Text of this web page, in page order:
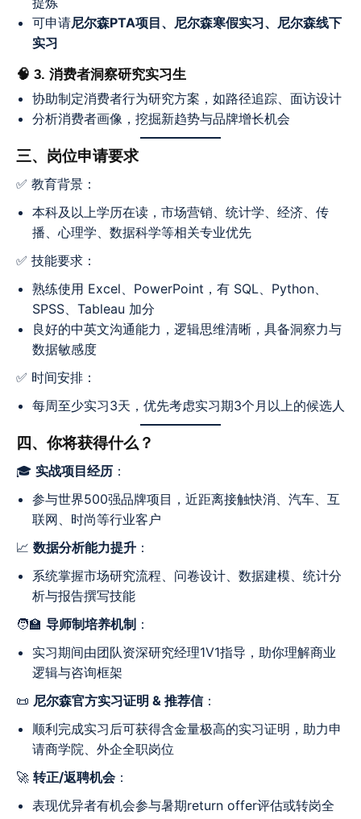
可申请尼尔森PTA项目、尼尔森寒假实习、尼尔森线下
实习
🧠 3. 消费者洞察研究实习生
协助制定消费者行为研究方案，如路径追踪、面访设计
分析消费者画像，挖掘新趋势与品牌增长机会
三、岗位申请要求
✅ 教育背景：
本科及以上学历在读，市场营销、统计学、经济、传
播、心理学、数据科学等相关专业优先
✅ 技能要求：
熟练使用 Excel、PowerPoint，有 SQL、Python、
SPSS、Tableau 加分
良好的中英文沟通能力，逻辑思维清晰，具备洞察力与
数据敏感度
✅ 时间安排：
每周至少实习3天，优先考虑实习期3个月以上的候选人
四、你将获得什么？
🎓 实战项目经历 ：
参与世界500强品牌项目，近距离接触快消、汽车、互
联网、时尚等行业客户
📈 数据分析能力提升 ：
系统掌握市场研究流程、问卷设计、数据建模、统计分
析与报告撰写技能
🧑‍🏫 导师制培养机制 ：
实习期间由团队资深研究经理1V1指导，助你理解商业
逻辑与咨询框架
📜 尼尔森官方实习证明 & 推荐信：
顺利完成实习后可获得含金量极高的实习证明，助力申
请商学院、外企全职岗位
🚀 转正/返聘机会：
表现优异者有机会参与暑期return offer评估或转岗全